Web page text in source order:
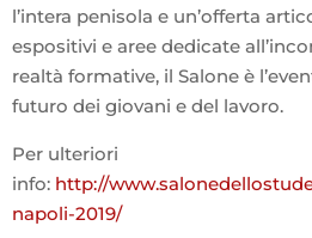
l’intera penisola e un’offerta
espositivi e aree dedicate
realtà formative, il Salone è
futuro dei giovani e del lavoro.
Per ulteriori
info: http://
napoli-2019/